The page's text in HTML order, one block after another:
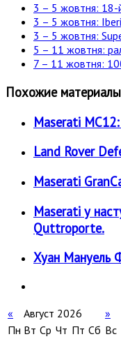
3 – 5 жовтня: 18-
3 – 5 жовтня:
3 – 5 жовтня:
5 – 11 жовтня:
7 – 11 жовтня:
Похожие
Maserati MC12:
Land Rover
Maserati
Maserati у
Quttroporte.
Хуан Мануель
« Август 2026
»
Пн Вт Ср Чт Пт Сб Вс